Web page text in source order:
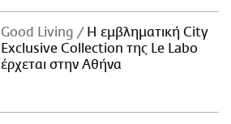
Good Living
Η εμβληματική City
Exclusive Collection της Le Labo
έρχεται στην Αθήνα